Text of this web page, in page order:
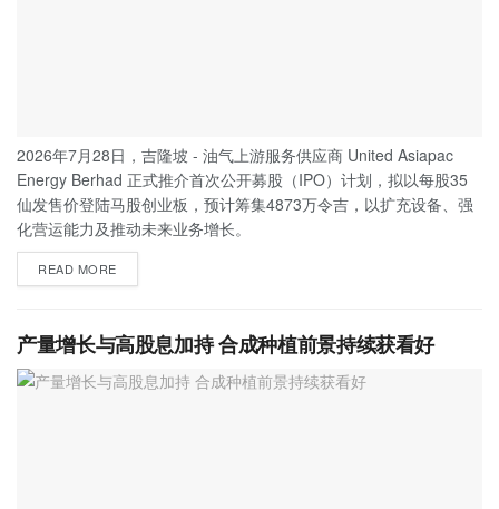
2026年7月28日，吉隆坡 - 油气上游服务供应商 United Asiapac
Energy Berhad 正式推介首次公开募股（IPO）计划，拟以每股35
仙发售价登陆马股创业板，预计筹集4873万令吉，以扩充设备、强
化营运能力及推动未来业务增长。
READ MORE
产量增长与高股息加持 合成种植前景持续获看好